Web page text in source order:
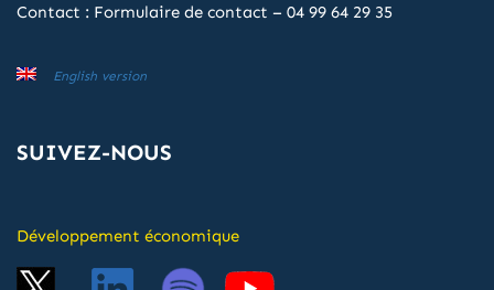
Contact : Formulaire de contact – 04 99 64 29 35
English version
SUIVEZ-NOUS
Développement économique